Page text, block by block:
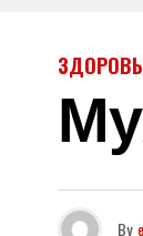
By